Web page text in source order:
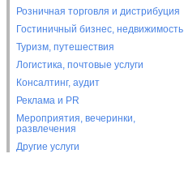
Розничная торговля и дистрибуция
Гостиничный бизнес, недвижимость
Туризм, путешествия
Логистика, почтовые услуги
Консалтинг, аудит
Реклама и PR
Мероприятия, вечеринки,
развлечения
Другие услуги